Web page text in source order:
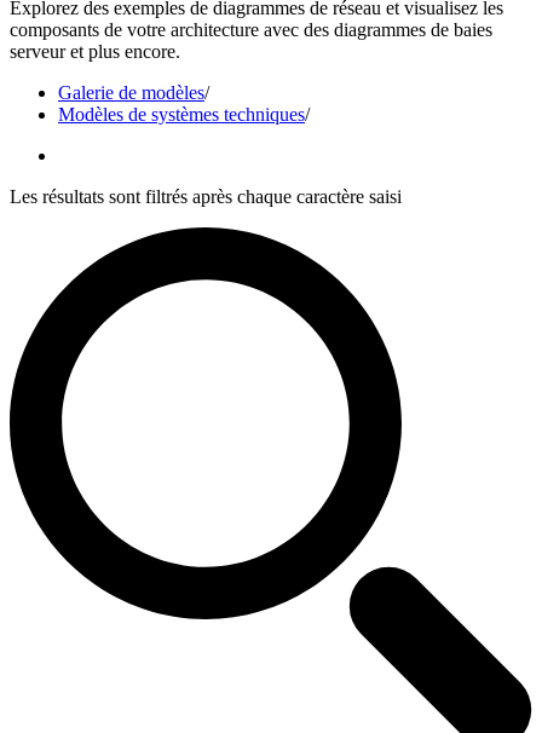
Explorez des exemples de diagrammes de réseau et visualisez les
composants de votre architecture avec des diagrammes de baies
serveur et plus encore.
Galerie de modèles/
Modèles de systèmes techniques/
Les résultats sont filtrés après chaque caractère saisi